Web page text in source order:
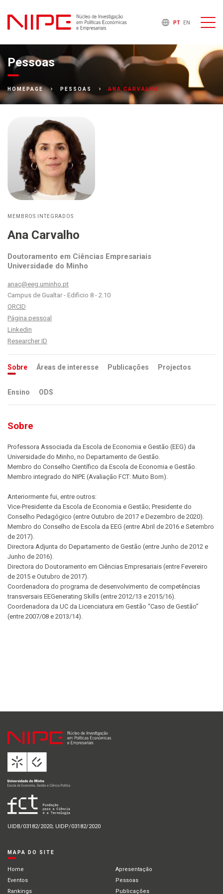
PT EN
Pessoas
HOMEPAGE PESSOAS ANA CARVALHO
MEMBROS INTEGRADOS
Ana Carvalho
Doutoramento em Ciências Empresariais
Universidade do Minho
anac@eeg.uminho.pt
Campus de Gualtar - Edificio 8 - 2.10
ORCID
Página pessoal
Linkedin
Researcher ID
Sobre Áreas de interesse Publicações Projectos
Ensino ODS
Sobre
Professora Associada da Escola de Economia e Gestão (EEG) da
Universidade do Minho, no Departamento de Gestão.
Membro do Conselho Científico da Escola de Economia e Gestão.
Membro integrado do NIPE (Avaliação FCT: Muito Bom).
Anteriormente fui, entre outros:
Vice-Presidente da Escola de Economia e Gestão; Presidente do
Conselho Pedagógico (entre Outubro de 2017 e Dezembro de 2020).
Membro do Conselho de Escola da EEG (entre Abril de 2016 e Setembro
de 2017).
Directora Adjunta do Departamento de Gestão (entre Junho de 2012 e
Junho de 2016).
Directora do Doutoramento em Ciências Empresariais (entre Fevereiro
de 2015 e Outubro de 2017).
Coordenadora do programa de desenvolvimento de competências
transversais EEGenerating Skills (entre 2012/13 e 2015/16).
Coordenadora da UC da Licenciatura em Gestão “Caso de Gestão”
(entre 2007/08 e 2013/14).
UIDB/03182/2020; UIDP/03182/2020
MAPA DO SITE
Home
Apresentação
Eventos
Pessoas
Rankings
Publicações